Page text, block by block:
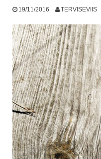
19/11/2016 TERVISEVIIS